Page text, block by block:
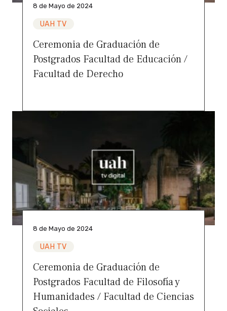
8 de Mayo de 2024
UAH TV
Ceremonia de Graduación de
Postgrados Facultad de Educación /
Facultad de Derecho
8 de Mayo de 2024
UAH TV
Ceremonia de Graduación de
Postgrados Facultad de Filosofía y
Humanidades / Facultad de Ciencias